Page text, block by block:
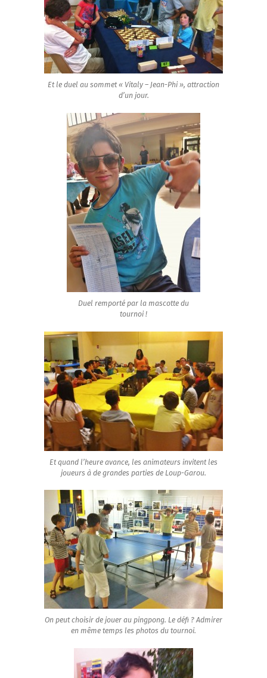
Et le duel au sommet « Vitaly – Jean-Phi », attraction
d’un jour.
Duel remporté par la mascotte du
tournoi !
Et quand l’heure avance, les animateurs invitent les
joueurs à de grandes parties de Loup-Garou.
On peut choisir de jouer au pingpong. Le défi ? Admirer
en même temps les photos du tournoi.